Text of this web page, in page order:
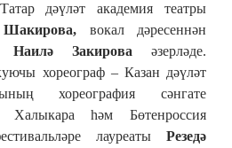
дәүләт академия театры
Шакирова, вокал дәресеннән
Наилә Закирова әзерләде.
хореограф – Казан дәүләт
хореография сәнгате
Халыкара һәм Бөтенроссия
лауреаты Резедә